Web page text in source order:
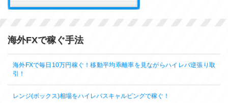
海外FXで稼ぐ手法
海外FXで毎日10万円稼ぐ！移動平均乖離率を見ながらハイレバ逆張り取
引！
レンジ(ボックス)相場をハイレバスキャルピングで稼ぐ！